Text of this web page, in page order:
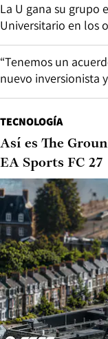
La U gana su grupo
Universitario en los
“Tenemos un
nuevo inversionista
TECNOLOGÍA
Así es The
EA Sports FC 27